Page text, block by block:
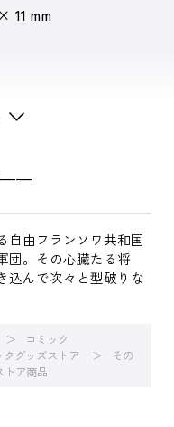
11 mm
――
自由フランソワ共和国
団。その心臓たる将
込んで次々と型破りな
コミック
グッズストア
その
トア商品